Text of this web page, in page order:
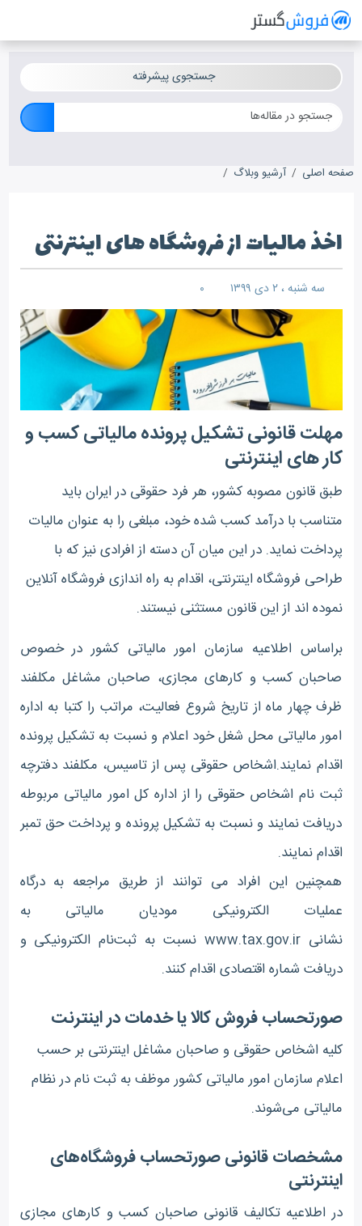
سیستم مدیریت فروش آنلاین
جستجوی پیشرفته
صفحه اصلی آرشیو وبلاگ
اخذ مالیات از فروشگاه های اینترنتی
سه شنبه ، ۲ دی ۱۳۹۹
مهلت قانونی تشکیل پرونده مالیاتی کسب و
کار های اینترنتی
طبق قانون مصوبه کشور، هر فرد حقوقی در ایران باید
متناسب با درآمد کسب شده خود، مبلغی را به عنوان مالیات
پرداخت نماید. در این میان آن دسته از افرادی نیز که با
طراحی فروشگاه اینترنتی، اقدام به راه اندازی فروشگاه آنلاین
نموده اند از این قانون مستثنی نیستند.
براساس اطلاعیه سازمان امور مالیاتی کشور در خصوص
صاحبان کسب و کارهای مجازی، صاحبان مشاغل مکلفند
ظرف چهار ماه از تاریخ شروع فعالیت، مراتب را کتبا به اداره
امور مالیاتی محل شغل خود اعلام و نسبت به تشکیل پرونده
اقدام نمایند.اشخاص حقوقی پس از تاسیس، مکلفند دفترچه
ثبت نام اشخاص حقوقی را از اداره کل امور مالیاتی مربوطه
دریافت نمایند و نسبت به تشکیل پرونده و پرداخت حق تمبر
اقدام نمایند.
همچنین این افراد می توانند از طریق مراجعه به درگاه
عملیات الکترونیکی مودیان مالیاتی به
نشانی www.tax.gov.ir
نسبت به ثبت‌نام الکترونیکی و
دریافت شماره اقتصادی اقدام کنند.
صورتحساب فروش کالا یا خدمات در اینترنت
کلیه اشخاص حقوقی و صاحبان مشاغل اینترنتی بر حسب
اعلام سازمان امور مالیاتی کشور موظف به ثبت نام در نظام
مالیاتی می‌شوند.
مشخصات قانونی صورتحساب فروشگاه‌های
اینترنتی
در اطلاعیه تکالیف قانونی صاحبان کسب و کارهای مجازی